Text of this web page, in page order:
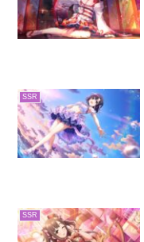
SSR
SSR